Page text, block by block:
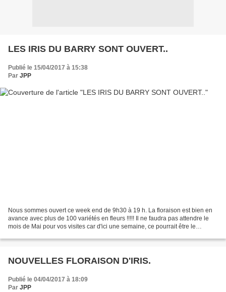
LES IRIS DU BARRY SONT OUVERT..
Publié le 15/04/2017 à 15:38
Par JPP
Nous sommes ouvert ce week end de 9h30 à 19 h. La floraison est bien en
avance avec plus de 100 variétés en fleurs !!!!! Il ne faudra pas attendre le
mois de Mai pour vos visites car d'ici une semaine, ce pourrait être le
NOUVELLES FLORAISON D'IRIS.
Publié le 04/04/2017 à 18:09
Par JPP